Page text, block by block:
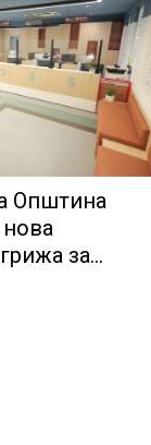
Општина
за